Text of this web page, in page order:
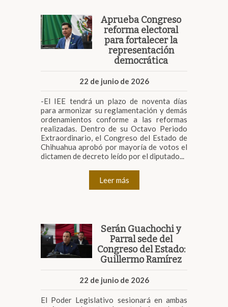
Aprueba Congreso
reforma electoral
para fortalecer la
representación
democrática
22 de junio de 2026
-El IEE tendrá un plazo de noventa días
para armonizar su reglamentación y demás
ordenamientos conforme a las reformas
realizadas. Dentro de su Octavo Periodo
Extraordinario, el Congreso del Estado de
Chihuahua aprobó por mayoría de votos el
dictamen de decreto leído por el diputado...
Leer más
Serán Guachochi y
Parral sede del
Congreso del Estado:
Guillermo Ramírez
22 de junio de 2026
El Poder Legislativo sesionará en ambas